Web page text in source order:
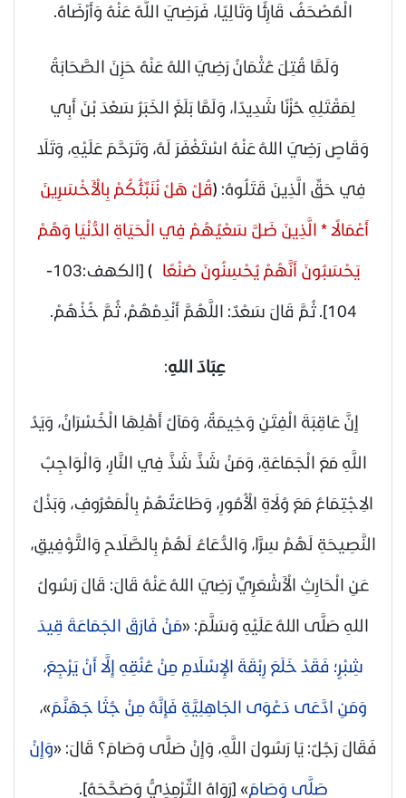
الْمُصْحَفُ قَارِئًا وَتَالِيًا، فَرَضِيَ اللَّهُ عَنْهُ وَأَرْضَاهُ.
وَلَمَّا قُتِلَ عُثْمَانُرَضِيَ اللهُ عَنْهُ حَزِنَ الصَّحَابَةُ
لِمَقْتَلِهِ حُزْنًا شَدِيدًا، وَلَمَّا بَلَغَ الخَبَرُ سَعْدَ بْنَ أَبِي
وَقَاصٍرَضِيَ اللهُ عَنْهُ اسْتَغْفَرَ لَهُ، وَتَرَحَّمَ عَلَيْهِ، وَتَلَا
فِي حَقِّ الَّذِينَ قَتَلُوهُ: )قُلْ هَلْ نُنَبِّئُكُمْ بِالْأَخْسَرِينَ
أَعْمَالًا * الَّذِينَ ضَلَّ سَعْيُهُمْ فِي الْحَيَاةِ الدُّنْيَا وَهُمْ
يَحْسَبُونَ أَنَّهُمْ يُحْسِنُونَ صُنْعًا ( [الكهف:103-
104] . ثُمَّ قَالَ سَعْدٌ: اللَّهُمَّ أَنْدِمْهُمْ، ثُمَّ خُذْهُمْ.
عِبَادَ اللهِ:
إِنَّ عَاقِبَةَ الْفِتَنِ وَخِيمَةٌ، وَمَآلُ أَهْلِهَا الْخُسْرَانُ، وَيَدُ
اللَّهِ مَعَ الْجَمَاعَةِ، وَمَنْ شَذَّ شَذَّ فِي النَّارِ، وَالْوَاجِبُ
الِاجْتِمَاعُ مَعَ وُلَاةِ الْأُمُورِ، وَطَاعَتُهُمْ بِالْمَعْرُوفِ، وَبَذْلُ
النَّصِيحَةِ لَهُمْ سِرًّا، وَالدُّعَاءُ لَهُمْ بِالصَّلَاحِ وَالتَّوْفِيقِ،
عَنِ الْحَارِثِ الْأَشْعَرِيِّرَضِيَ اللهُ عَنْهُ قَالَ: قَالَ رَسُولُ
اللهِ صَلَّى اللهُ عَلَيْهِ وَسَلَّمَ: «مَنْ فَارَقَ الجَمَاعَةَ قِيدَ
شِبْرٍ؛ فَقَدْ خَلَعَ رِبْقَةَ الإِسْلَامِ مِنْ عُنُقِهِ إِلَّا أَنْ يَرْجِعَ،
وَمَنِ ادَّعَى دَعْوَى الجَاهِلِيَّةِ فَإِنَّهُ مِنْ جُثَا جَهَنَّمَ»،
فَقَالَ رَجُلٌ: يَا رَسُولَ اللَّهِ، وَإِنْ صَلَّى وَصَامَ؟ قَالَ: «وَإِنْ
صَلَّى وَصَامَ» [رَوَاهُ التِّرْمِذِيُّ وَصَحَّحَهُ].